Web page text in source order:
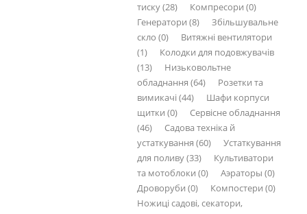
тиску (28)
Компресори (0)
Генератори (8)
Збільшувальне
скло (0)
Витяжні вентилятори
(1)
Колодки для подовжувачів
(13)
Низьковольтне
обладнання (64)
Розетки та
вимикачі (44)
Шафи корпуси
щитки (0)
Сервісне обладнання
(46)
Садова техніка й
устаткування (60)
Устаткування
для поливу (33)
Культиватори
та мотоблоки (0)
Аэраторы (0)
Дроворуби (0)
Компостери (0)
Ножиці садові, секатори,